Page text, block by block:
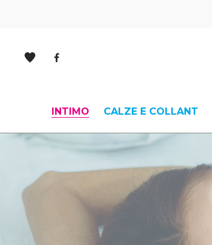
INTIMO CALZE E COLLANT